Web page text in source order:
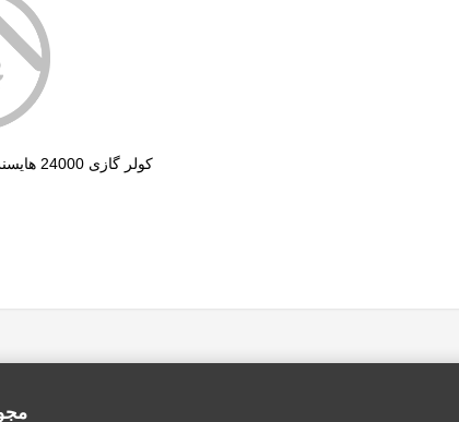
کولر گازی 24000 هایسنس سری مایا مدل HRH-24TQ